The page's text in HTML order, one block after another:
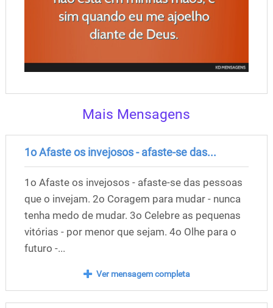
Mais Mensagens
1o Afaste os invejosos - afaste-se das...
1o Afaste os invejosos - afaste-se das pessoas
que o invejam. 2o Coragem para mudar - nunca
tenha medo de mudar. 3o Celebre as pequenas
vitórias - por menor que sejam. 4o Olhe para o
futuro -...
Ver mensagem completa